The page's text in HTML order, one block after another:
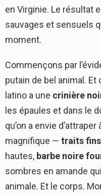
en Virginie. Le résultat
sauvages et sensuels
moment.
Commençons par
putain de bel animal.
latino a une crinière
les épaules et dans le
qu’on a envie
magnifique — traits
hautes, barbe noire
sombres en amande
animale. Et le corps.